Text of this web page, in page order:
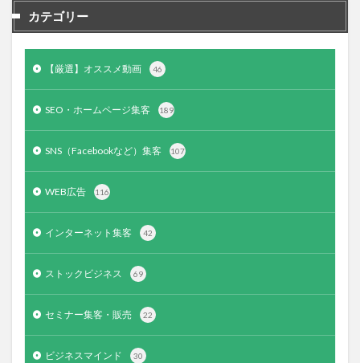
カテゴリー
【厳選】オススメ動画 46
SEO・ホームページ集客 189
SNS（Facebookなど）集客 107
WEB広告 116
インターネット集客 42
ストックビジネス 69
セミナー集客・販売 22
ビジネスマインド 30